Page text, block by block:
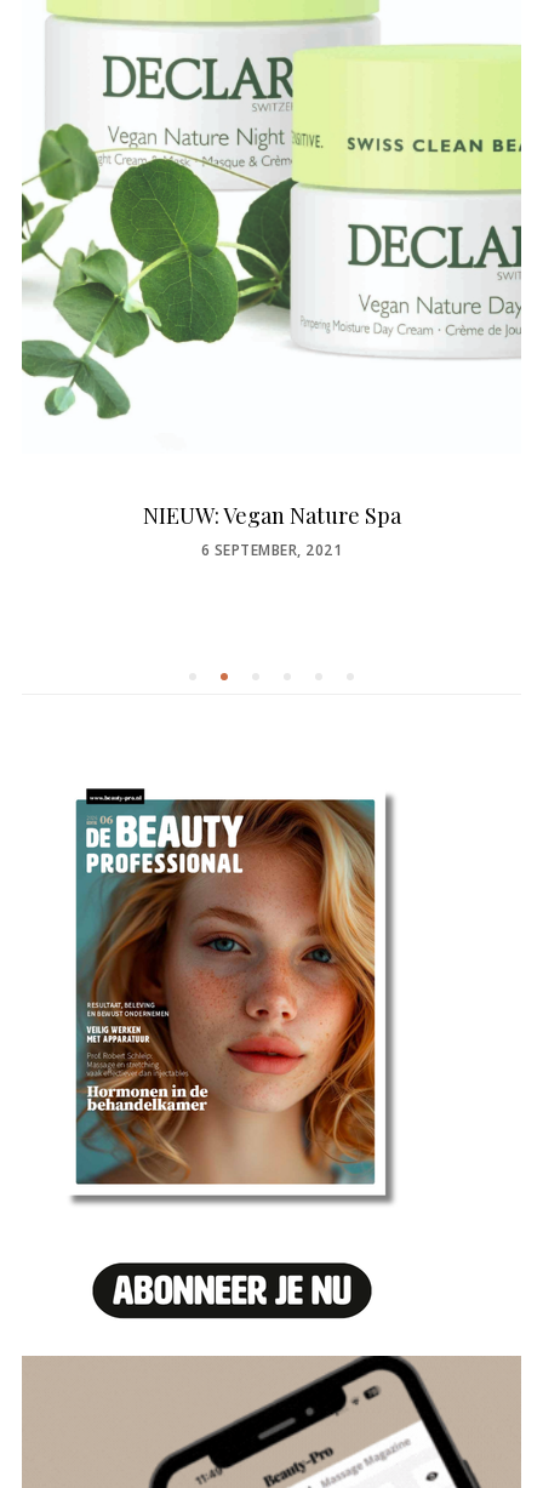
NIEUW: Vegan Nature Spa
POSTED
6 SEPTEMBER, 2021